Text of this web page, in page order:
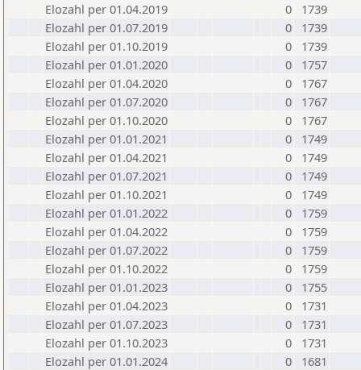
Elozahl per 01.04.2019
0
1739
Elozahl per 01.07.2019
0
1739
Elozahl per 01.10.2019
0
1739
Elozahl per 01.01.2020
0
1757
Elozahl per 01.04.2020
0
1767
Elozahl per 01.07.2020
0
1767
Elozahl per 01.10.2020
0
1767
Elozahl per 01.01.2021
0
1749
Elozahl per 01.04.2021
0
1749
Elozahl per 01.07.2021
0
1749
Elozahl per 01.10.2021
0
1749
Elozahl per 01.01.2022
0
1759
Elozahl per 01.04.2022
0
1759
Elozahl per 01.07.2022
0
1759
Elozahl per 01.10.2022
0
1759
Elozahl per 01.01.2023
0
1755
Elozahl per 01.04.2023
0
1731
Elozahl per 01.07.2023
0
1731
Elozahl per 01.10.2023
0
1731
Elozahl per 01.01.2024
0
1681